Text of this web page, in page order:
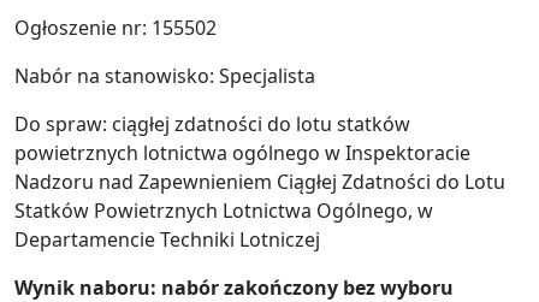
Ogłoszenie nr: 155502
Nabór na stanowisko: Specjalista
Do spraw: ciągłej zdatności do lotu statków
powietrznych lotnictwa ogólnego w Inspektoracie
Nadzoru nad Zapewnieniem Ciągłej Zdatności do Lotu
Statków Powietrznych Lotnictwa Ogólnego, w
Departamencie Techniki Lotniczej
Wynik naboru: nabór zakończony bez wyboru